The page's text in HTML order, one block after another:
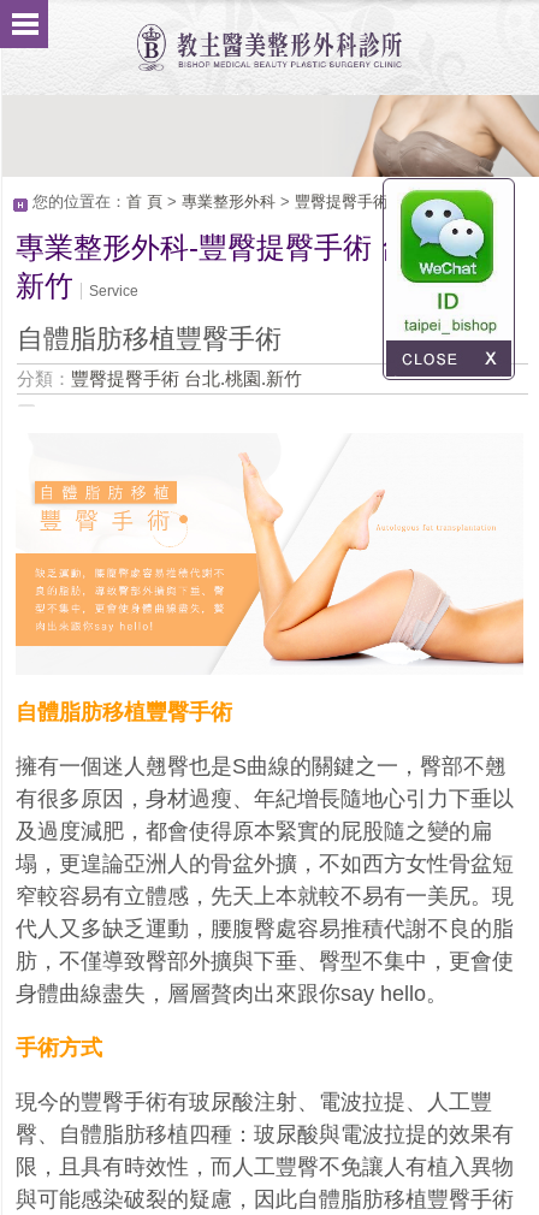
您的位置在： 首 頁> 專業整形外科> 豐臀提臀手術 台北.桃園.新竹
專業整形外科-豐臀提臀手術 台北.桃園.
新竹
Service
自體脂肪移植豐臀手術
分類： 豐臀提臀手術 台北.桃園.新竹
自體脂肪移植豐臀手術
擁有一個迷人翹臀也是S曲線的關鍵之一，臀部不翹
有很多原因，身材過瘦、年紀增長隨地心引力下垂以
及過度減肥，都會使得原本緊實的屁股隨之變的扁
塌，更遑論亞洲人的骨盆外擴，不如西方女性骨盆短
窄較容易有立體感，先天上本就較不易有一美尻。現
代人又多缺乏運動，腰腹臀處容易推積代謝不良的脂
肪，不僅導致臀部外擴與下垂、臀型不集中，更會使
身體曲線盡失，層層贅肉出來跟你say hello。
手術方式
現今的豐臀手術有玻尿酸注射、電波拉提、人工豐
臀、自體脂肪移植四種：玻尿酸與電波拉提的效果有
限，且具有時效性，而人工豐臀不免讓人有植入異物
與可能感染破裂的疑慮，因此自體脂肪移植豐臀手術